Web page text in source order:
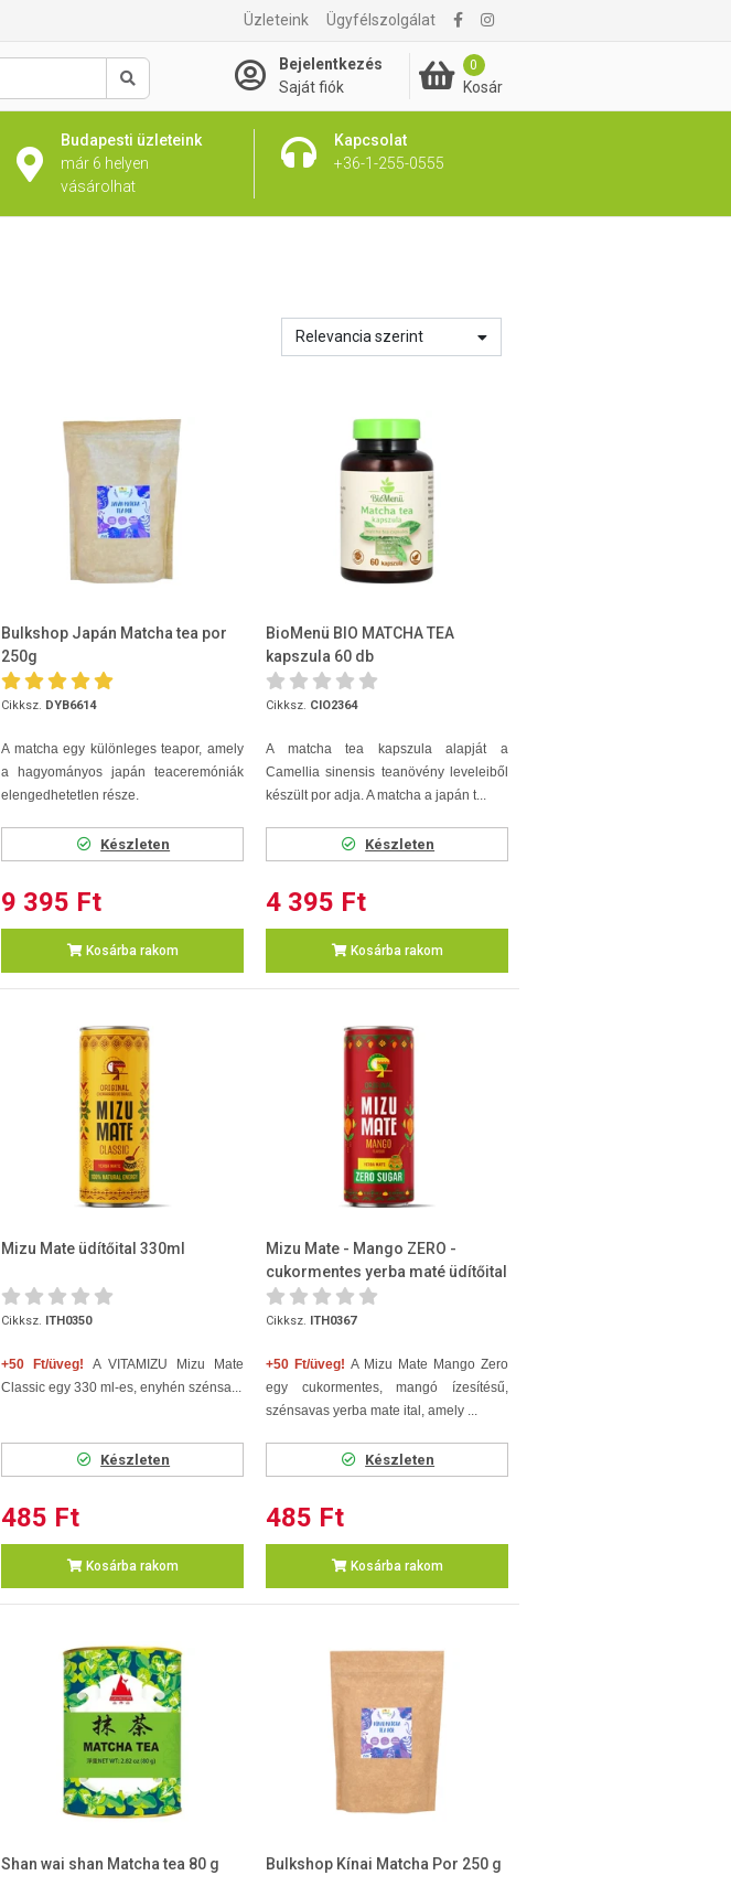
Üzleteink Ügyfélszolgálat
Keresés
Bejelentkezés
Saját fiók
0
Kosár
Budapesti üzleteink
már 6 helyen
vásárolhat
Kapcsolat
+36-1-255-0555
Relevancia szerint
Bulkshop Japán Matcha tea por
250g
Cikksz. DYB6614
A matcha egy különleges teapor, amely
a hagyományos japán teaceremóniák
elengedhetetlen része.
Készleten
9 395 Ft
Kosárba rakom
BioMenü BIO MATCHA TEA
kapszula 60 db
Cikksz. CIO2364
A matcha tea kapszula alapját a
Camellia sinensis teanövény leveleiből
készült por adja. A matcha a japán t...
Készleten
4 395 Ft
Kosárba rakom
Mizu Mate üdítőital 330ml
Cikksz. ITH0350
+50 Ft/üveg! A VITAMIZU Mizu Mate
Classic egy 330 ml-es, enyhén szénsa...
Készleten
485 Ft
Kosárba rakom
Mizu Mate - Mango ZERO -
cukormentes yerba maté üdítőital
(szénsavas) 330ml
Cikksz. ITH0367
+50 Ft/üveg! A Mizu Mate Mango Zero
egy cukormentes, mangó ízesítésű,
szénsavas yerba mate ital, amely ...
Készleten
485 Ft
Kosárba rakom
Shan wai shan Matcha tea 80 g Bulkshop Kínai Matcha Por 250 g